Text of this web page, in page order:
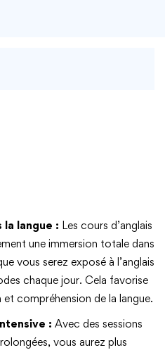
langue : Les cours d’anglais
une immersion totale dans
vous serez exposé à l’anglais
chaque jour. Cela favorise
et compréhension de la langue.
: Avec des sessions
vous aurez plus